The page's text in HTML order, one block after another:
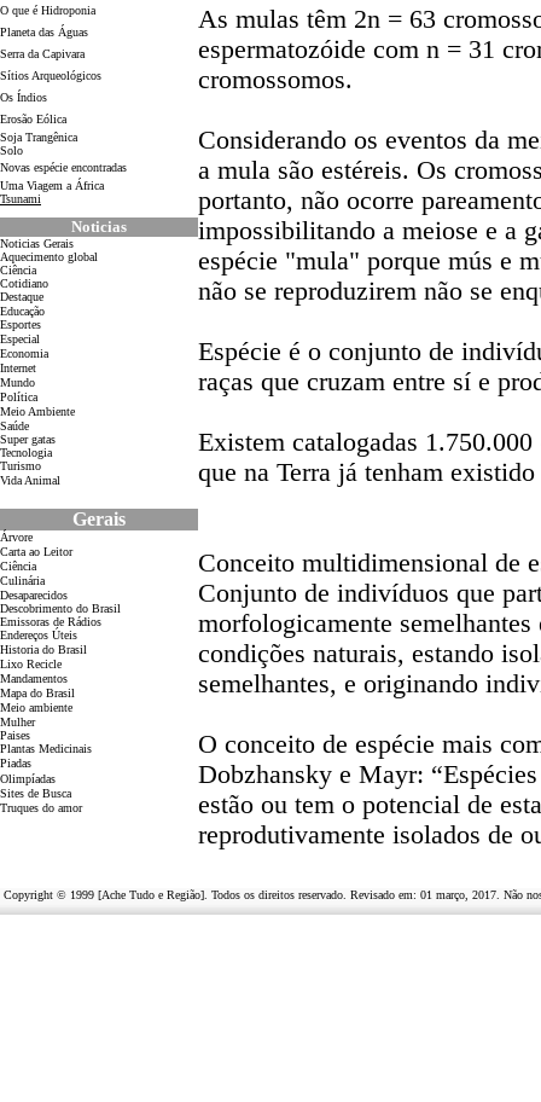
O que é Hidroponia
Planeta das Águas
Serra da Capivara
Sítios Arqueológicos
Os Índios
Erosão Eólica
Soja Trangênica
Solo
Novas espécie encontradas
Uma Viagem a África
Tsunami
Noticias
Noticias Gerais
Aquecimento global
Ciência
Cotidiano
Destaque
Educação
Esportes
Especial
Economia
Internet
Mundo
Política
Meio Ambiente
Saúde
Super gatas
Tecnologia
Turismo
Vida Animal
Gerais
Árvore
Carta ao Leitor
Ciência
Culinária
Desaparecidos
Descobrimento do Brasil
Emissoras de Rádios
Endereços Úteis
Historia do Brasil
Lixo Recicle
Mandamentos
Mapa do Brasil
Meio ambiente
Mulher
Paises
Plantas Medicinais
Piadas
Olimpíadas
Sites de Busca
Truques do amor
As mulas têm 2n = 63
espermatozóide com n = 31
cromossomos.
Considerando os eventos da
a mula são estéreis. Os
portanto, não ocorre
impossibilitando a meiose e a
espécie "mula" porque mús e
não se reproduzirem não se
Espécie é o conjunto de
raças que cruzam entre sí e
Existem catalogadas
que na Terra já tenham
Conceito multidimensional de
Conjunto de indivíduos que
morfologicamente
condições naturais, estando
semelhantes, e originando
O conceito de espécie mais
Dobzhansky e Mayr:
estão ou tem o potencial de
reprodutivamente isolados de
Copyright © 1999 [Ache Tudo e Região]. Todos os direitos reservado. Revisado em: 01 março, 2017. Não